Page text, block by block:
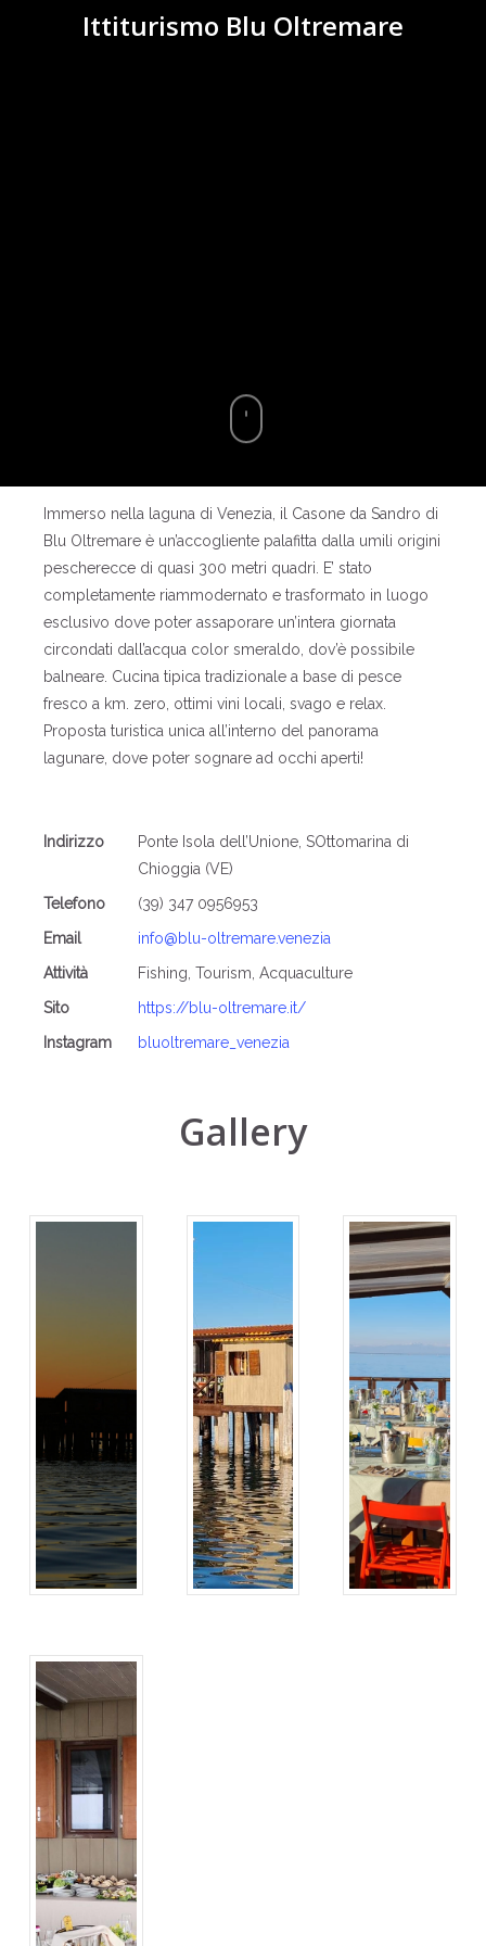
Ittiturismo Blu Oltremare
Immerso nella laguna di Venezia, il Casone da Sandro di
Blu Oltremare è un’accogliente palafitta dalla umili origini
pescherecce di quasi 300 metri quadri. E’ stato
completamente riammodernato e trasformato in luogo
esclusivo dove poter assaporare un’intera giornata
circondati dall’acqua color smeraldo, dov’è possibile
balneare. Cucina tipica tradizionale a base di pesce
fresco a km. zero, ottimi vini locali, svago e relax.
Proposta turistica unica all’interno del panorama
lagunare, dove poter sognare ad occhi aperti!
Indirizzo
Ponte Isola dell’Unione, SOttomarina di
Chioggia (VE)
Telefono
(39) 347 0956953
Email
info@blu-oltremare.venezia
Attività
Fishing, Tourism, Acquaculture
Sito
https://blu-oltremare.it/
Instagram
bluoltremare_venezia
Gallery